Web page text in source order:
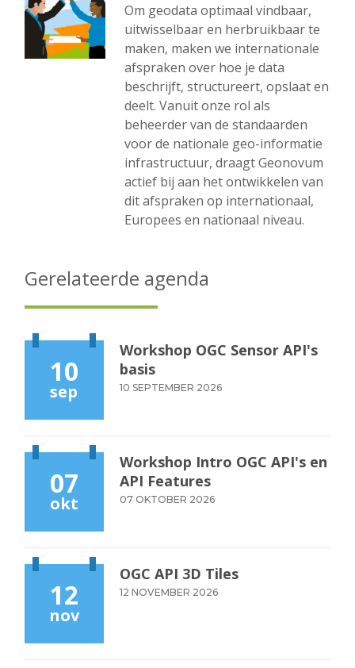
Om geodata optimaal vindbaar,
uitwisselbaar en herbruikbaar te
maken, maken we internationale
afspraken over hoe je data
beschrijft, structureert, opslaat en
deelt. Vanuit onze rol als
beheerder van de standaarden
voor de nationale geo-informatie
infrastructuur, draagt Geonovum
actief bij aan het ontwikkelen van
dit afspraken op internationaal,
Europees en nationaal niveau.
Gerelateerde agenda
10
sep
Workshop OGC Sensor API's
basis
10 SEPTEMBER 2026
07
okt
Workshop Intro OGC API's en
API Features
07 OKTOBER 2026
12
nov
OGC API 3D Tiles
12 NOVEMBER 2026